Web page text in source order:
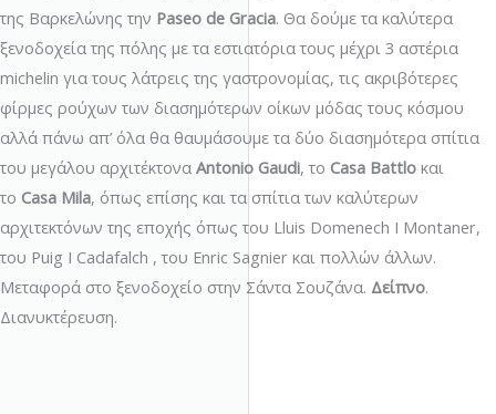
της Βαρκελώνης την Paseo de Gracia. Θα δούμε τα καλύτερα
ξενοδοχεία της πόλης με τα εστιατόρια τους μέχρι 3 αστέρια
michelin για τους λάτρεις της γαστρονομίας, τις ακριβότερες
φίρμες ρούχων των διασημότερων οίκων μόδας τους κόσμου
αλλά πάνω απ’ όλα θα θαυμάσουμε τα δύο διασημότερα σπίτια
του μεγάλου αρχιτέκτονα Antonio Gaudi, το Casa Battlo και
το Casa Mila, όπως επίσης και τα σπίτια των καλύτερων
αρχιτεκτόνων της εποχής όπως του Lluis Domenech I Montaner,
του Puig I Cadafalch , του Enric Sagnier και πολλών άλλων.
Μεταφορά στο ξενοδοχείο στην Σάντα Σουζάνα. Δείπνο.
Διανυκτέρευση.